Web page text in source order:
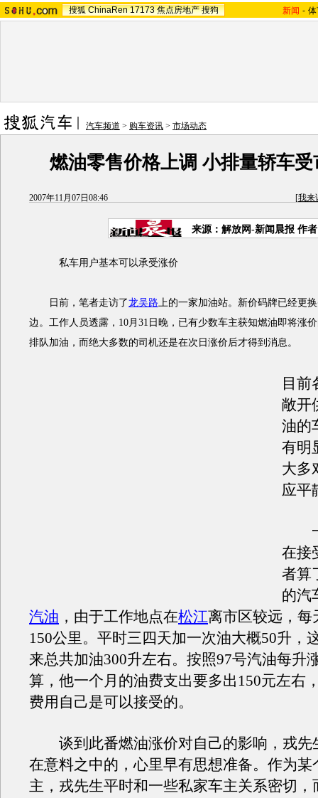
搜狐 ChinaRen 17173 焦点房地产 搜狗 新闻 -
汽车频道 > 购车资讯 > 市场动态
燃油零售价格上调 小排量轿车
2007年11月07日08:46 [我来
来源：解放网-新闻晨报 作
私车用户基本可以承受涨价
日前，笔者走访了龙吴路上的一家加油站。新价码牌已经更
边。工作人员透露，10月31日晚，已有少数车主获知燃油即将涨
排队加油，而绝大多数的司机还是在次日涨价后才得到消息。
目前
敞开
油的
有明
大多
应平
一
在接
者算
的汽
汽油 ，由于工作地点在松江离市区较远，每
150公里。平时三四天加一次油大概50升，
来总共加油300升左右。按照97号汽油每升
算，他一个月的油费支出要多出150元左右
费用自己是可以接受的。
谈到此番燃油涨价对自己的影响，戎先
在意料之中的，心里早有思想准备。作为某
主，戎先生平时和一些私家车主关系密切，